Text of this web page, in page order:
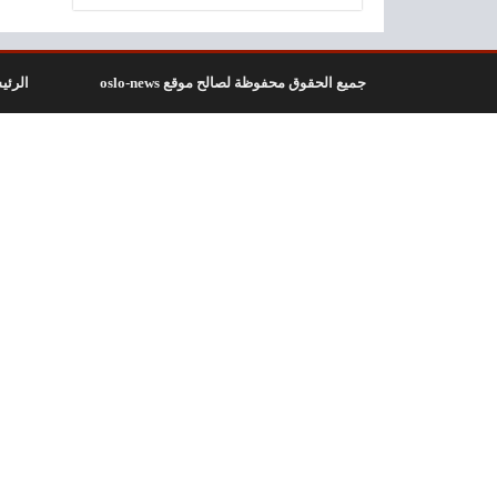
جميع الحقوق محفوظة لصالح موقع oslo-news